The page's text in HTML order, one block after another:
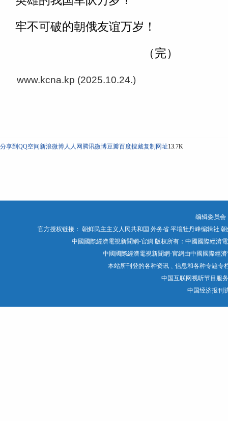
牢不可破的朝俄友谊万岁！
（完）
www.kcna.kp (2025.10.24.)
分享到 QQ空间新浪微博人人网 腾讯微博豆瓣百度搜藏复制网址13.7K
编辑委员会
官方授权链接： 朝鲜民主主义人民共和国 外务省 平壤牡丹峰编辑社
中國國際經濟電視新聞網-官網 版权所有：中國國際經
中國國際經濟電視新聞網-官網由中國國際經
本站所刊登的各种资讯﹑信息和各种专题专
中国互联网视听节目服
中国经济报刊